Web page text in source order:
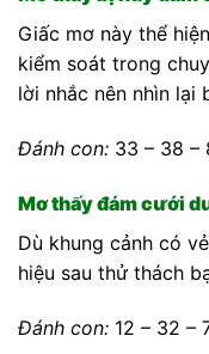
Giấc mơ này thể
kiểm soát trong
lời nhắc nên nhìn lại
Đánh con: 33 – 38 –
Mơ thấy đám cưới
Dù khung cảnh có
hiệu sau thử thách
Đánh con: 12 – 32 –